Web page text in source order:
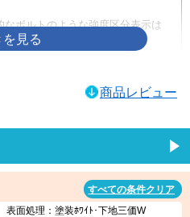
ボルトのような強度区分表示は
木ねじは、木材へ締め付けるため
く、取付面をすっきり仕上げた
、内装材、木工品、木製部材の
商品レビュー
すべての条件クリア
表面処理：塗装ﾎﾜｲﾄ･下地三価W